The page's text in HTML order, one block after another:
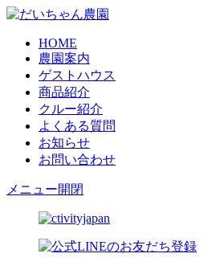
HOME
農園案内
ゲストハウス
商品紹介
クルー紹介
よくある質問
お知らせ
お問い合わせ
メニュー開閉